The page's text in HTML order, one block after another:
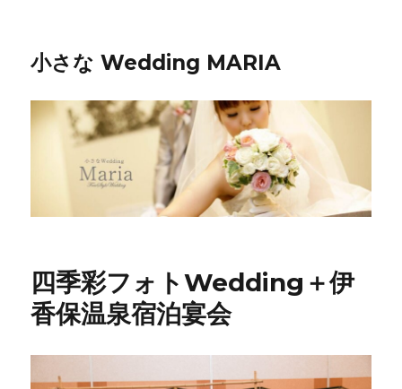
小さな Wedding MARIA
四季彩フォトWedding＋伊
香保温泉宿泊宴会